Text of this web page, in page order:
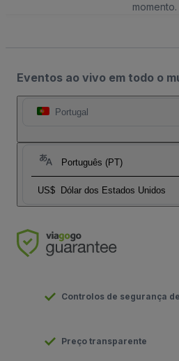
momento.
Eventos ao vivo em todo o
Portugal
Português (PT)
US$ Dólar dos Estados Unidos
Controlos de segurança
Preço transparente